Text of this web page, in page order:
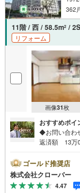
362
11階 / 西 / 58.5m2 /
リフォーム
画像31枚
おすすめポイ
◆お問い合わ
返済額 13万
●住宅ローン
業平にたたず
ライン）「東
「本所吾妻橋
ゴールド推奨店
株式会社クローバー
4.47